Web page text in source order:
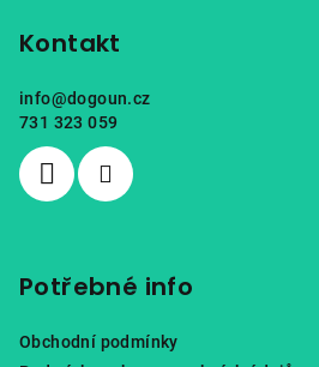
Kontakt
info@dogoun.cz
731 323 059
Potřebné info
Obchodní podmínky